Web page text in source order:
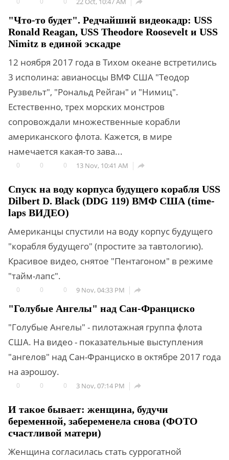
"Что-то будет". Редчайший видеокадр: USS
Ronald Reagan, USS Theodore Roosevelt и USS
Nimitz в единой эскадре
12 ноября 2017 года в Тихом океане встретились
3 исполина: авианосцы ВМФ США "Теодор
Рузвельт", "Рональд Рейган" и "Нимиц".
Естественно, трех морских монстров
сопровождали множественные корабли
американского флота. Кажется, в мире
намечается какая-то зава...
0 0 0 13 Nov, 10:41 AM 
Спуск на воду корпуса будущего корабля USS
Dilbert D. Black (DDG 119) ВМФ США (time-
laps ВИДЕО)
Американцы спустили на воду корпус будущего
"корабля будущего" (простите за тавтологию).
Красивое видео, снятое "Пентагоном" в режиме
"тайм-лапс".
0 0 0 9 Nov, 04:33 PM 
"Голубые Ангелы" над Сан-Франциско
"Голубые Ангелы" - пилотажная группа флота
США. На видео - показательные выступления
"ангелов" над Сан-Франциско в октябре 2017 года
на аэрошоу.
0 0 0 3 Nov, 07:14 PM 
И такое бывает: женщина, будучи
беременной, забеременела снова (ФОТО
счастливой матери)
Женщина согласилась стать суррогатной